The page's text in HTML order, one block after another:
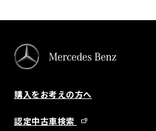
購入をお考えの方へ
認定中古車検索